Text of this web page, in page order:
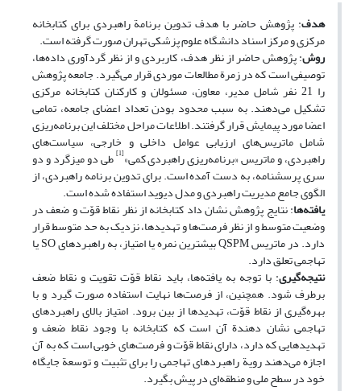
هدف: پژوهش حاضر با هدف تدوین برنامة‌ راهبردی برای کتابخانه
مرکزی و مرکز اسناد دانشگاه علوم پزشکی تهران صورت گرفته است.
روش: پژوهش حاضر از نظر هدف، کاربردی و از نظر گردآوری داده‌ها،
توصیفی است که در زمرة مطالعات موردی قرار می‌گیرد. جامعه پژوهش
را 21 نفر شامل مدیر، معاون، مسئولان و کارکنان کتابخانه مرکزی
تشکیل می‌دهند. به سبب محدود بودن تعداد اعضای جامعه، تمامی
اعضا مورد پیمایش قرار گرفتند. اطلاعات مراحل مختلف این برنامه‌ریزی
شامل ماتریس‌های ارزیابی عوامل داخلی و خارجی، سیاست‌های
راهبردی، و ماتریس «برنامه‌ریزی راهبردی کمی»[1] طی دو میزگرد و دو
سری پرسشنامه، به دست آمده است. برای تدوین برنامه راهبردی، از
الگوی جامع مدیریت راهبردی و مدل دیوید استفاده شده است.
یافته‌ها: نتایج پژوهش نشان داد کتابخانه از نظر نقاط قوّت و ضعف در
وضعیت متوسط و از نظر فرصت‌ها و تهدیدها، نزدیک به حد متوسط قرار
دارد. در ماتریس QSPM بیشترین نمره یا امتیاز، به راهبردهای SO یا
تهاجمی تعلق دارد.
نتیجه‌گیری: با توجه به یافته‌ها، باید نقاط قوّت تقویت و نقاط ضعف
برطرف شود. همچنین، از فرصت‌ها نهایت استفاده صورت گیرد و با
بهره‌گیری از نقاط قوّت، تهدیدها از بین برود. امتیاز بالای راهبردهای
تهاجمی نشان دهندة آن است که کتابخانه با وجود نقاط ضعف و
تهدیدهایی که دارد، دارای نقاط قوّت و فرصت‌های خوبی است که به آن
اجازه می‌دهند رویة راهبردهای تهاجمی را برای تثبیت و توسعة جایگاه
خود در سطح ملی و منطقه‌ای در پیش بگیرد.